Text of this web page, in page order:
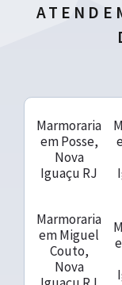
Marmoraria
em Posse,
Nova
Iguaçu RJ
Marmoraria
em Miguel
Couto,
Nova